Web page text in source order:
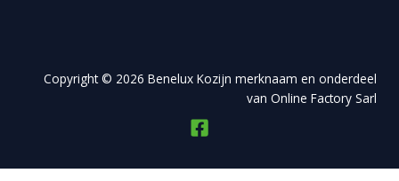
Copyright © 2026 Benelux Kozijn merknaam en onderdeel
van Online Factory Sarl